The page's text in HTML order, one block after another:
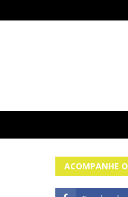
ACOMPANHE